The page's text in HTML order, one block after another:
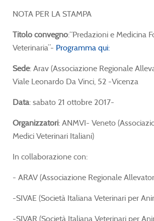
NOTA PER LA STAMPA
Titolo convegno:“Predazioni e Medicina
Veterinaria”- Programma qui:
Sede: Arav (Associazione Regionale
Viale Leonardo Da Vinci, 52 -Vicenza
Data: sabato 21 ottobre 2017-
Organizzatori: ANMVI- Veneto
Medici Veterinari Italiani)
In collaborazione con:
- ARAV (Associazione Regionale
-SIVAE (Società Italiana Veterinari per
-SIVAR (Società Italiana Veterinari per